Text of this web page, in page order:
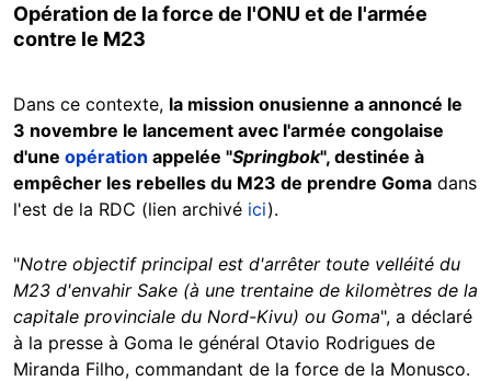
Opération de la force de l'ONU et de l'armée
contre le M23
Dans ce contexte, la mission onusienne a annoncé le
3 novembre le lancement avec l'armée congolaise
d'une opération appelée "Springbok", destinée à
empêcher les rebelles du M23 de prendre Goma dans
l'est de la RDC (lien archivé ici).
"Notre objectif principal est d'arrêter toute velléité du
M23 d'envahir Sake (à une trentaine de kilomètres de la
capitale provinciale du Nord-Kivu) ou Goma", a déclaré
à la presse à Goma le général Otavio Rodrigues de
Miranda Filho, commandant de la force de la Monusco.